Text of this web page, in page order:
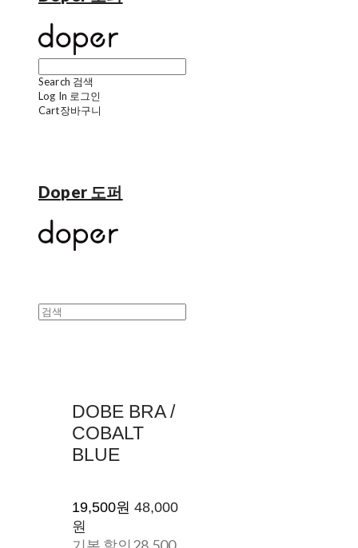
Search 검색
Log In 로그인
Cart장바구니
Doper 도퍼
DOBE BRA /
COBALT
BLUE
19,500원 48,000
원